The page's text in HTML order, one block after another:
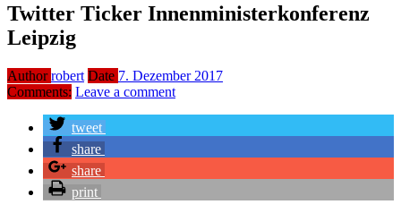
Twitter Ticker Innenministerkonferenz
Leipzig
Authorrobert Date 7. Dezember 2017
Comments: Leave a comment
tweet
share
share
print